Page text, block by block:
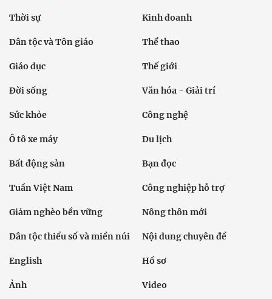
Thời sự Kinh doanh
Dân tộc và Tôn giáo Thể thao
Giáo dục Thế giới
Đời sống Văn hóa - Giải trí
Sức khỏe Công nghệ
Ô tô xe máy Du lịch
Bất động sản Bạn đọc
Tuần Việt Nam Công nghiệp hỗ trợ
Giảm nghèo bền vững Nông thôn mới
Dân tộc thiểu số và miền núi Nội dung chuyên đề
English Hồ sơ
Ảnh Video